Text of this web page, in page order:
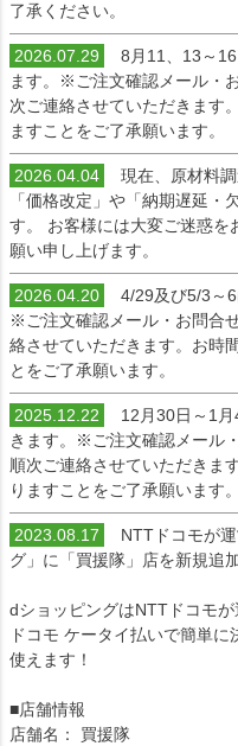
了承ください。
2026.07.29
8月11、13～16
ます。※ご注文確認メール・
次ご連絡させていただきます
ますことをご了承願います。
2026.04.04
現在、原材料調
「価格改定」や「納期遅延・
す。 お客様には大変ご迷惑を
願い申し上げます。
2026.04.20
4/29及び5/3～6
※ご注文確認メール・お問合
絡させていただきます。お時
とをご了承願います。
2025.12.22
12月30日～1月
きます。※ご注文確認メール
順次ご連絡させていただきま
りますことをご了承願います。
2023.08.17
NTTドコモが運
グ」に「買援隊」店を新規追
dショッピングはNTTドコモ
ドコモ ケータイ払いで簡単
使えます！
■店舗情報
店舗名： 買援隊